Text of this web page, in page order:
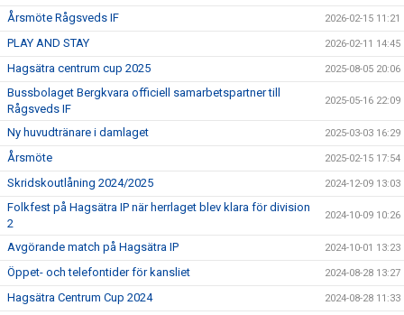
Årsmöte Rågsveds IF 2026-02-15 11:21
PLAY AND STAY 2026-02-11 14:45
Hagsätra centrum cup 2025 2025-08-05 20:06
Bussbolaget Bergkvara officiell samarbetspartner till
Rågsveds IF
2025-05-16 22:09
Ny huvudtränare i damlaget 2025-03-03 16:29
Årsmöte 2025-02-15 17:54
Skridskoutlåning 2024/2025 2024-12-09 13:03
Folkfest på Hagsätra IP när herrlaget blev klara för division
2
2024-10-09 10:26
Avgörande match på Hagsätra IP 2024-10-01 13:23
Öppet- och telefontider för kansliet 2024-08-28 13:27
Hagsätra Centrum Cup 2024 2024-08-28 11:33